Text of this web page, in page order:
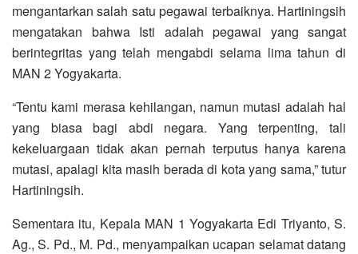
mengantarkan salah satu pegawai terbaiknya. Hartiningsih
mengatakan bahwa Isti adalah pegawai yang sangat
berintegritas yang telah mengabdi selama lima tahun di
MAN 2 Yogyakarta.
“Tentu kami merasa kehilangan, namun mutasi adalah hal
yang biasa bagi abdi negara. Yang terpenting, tali
kekeluargaan tidak akan pernah terputus hanya karena
mutasi, apalagi kita masih berada di kota yang sama,” tutur
Hartiningsih.
Sementara itu, Kepala MAN 1 Yogyakarta Edi Triyanto, S.
Ag., S. Pd., M. Pd., menyampaikan ucapan selamat datang